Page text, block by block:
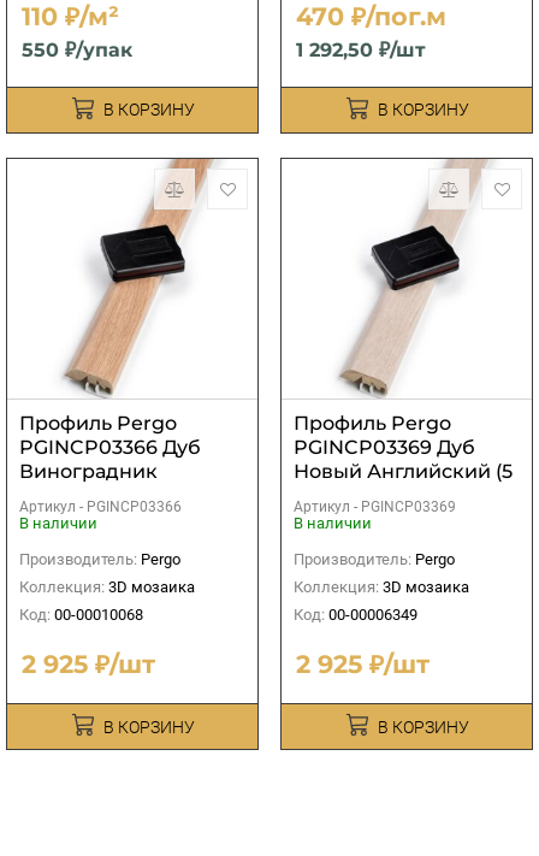
110 ₽/м²
550 ₽/упак
В КОРЗИНУ
470 ₽/пог.м
1 292,50 ₽/шт
В КОРЗИНУ
Профиль Pergo
PGINCP03366 Дуб
Виноградник
Деревенский (5 в 1)
Артикул - PGINCP03366
В наличии
Производитель: Pergo
Коллекция: 3D мозаика
Код: 00-00010068
2 925 ₽/шт
В КОРЗИНУ
Профиль Pergo
PGINCP03369 Дуб
Новый Английский (5
в 1)
Артикул - PGINCP03369
В наличии
Производитель: Pergo
Коллекция: 3D мозаика
Код: 00-00006349
2 925 ₽/шт
В КОРЗИНУ